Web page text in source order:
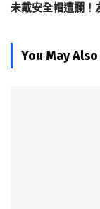
未戴安全帽遭攔！
You May